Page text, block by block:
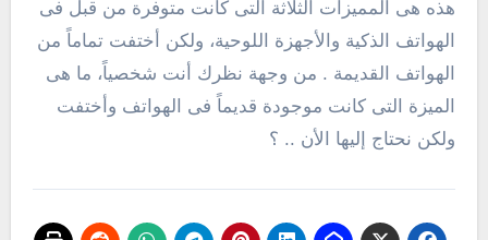
هذه هى المميزات الثلاثة التى كانت متوفرة من قبل فى
الهواتف الذكية والأجهزة اللوحية، ولكن أختفت تماماً من
الهواتف القديمة . من وجهة نظرك أنت شخصياً، ما هى
الميزة التى كانت موجودة قديماً فى الهواتف وأختفت
ولكن نحتاج إليها الأن .. ؟